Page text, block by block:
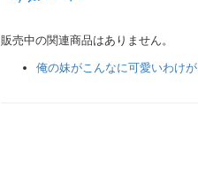
販売中の関連商品はありません。
俺の妹がこんなに可愛いわけ